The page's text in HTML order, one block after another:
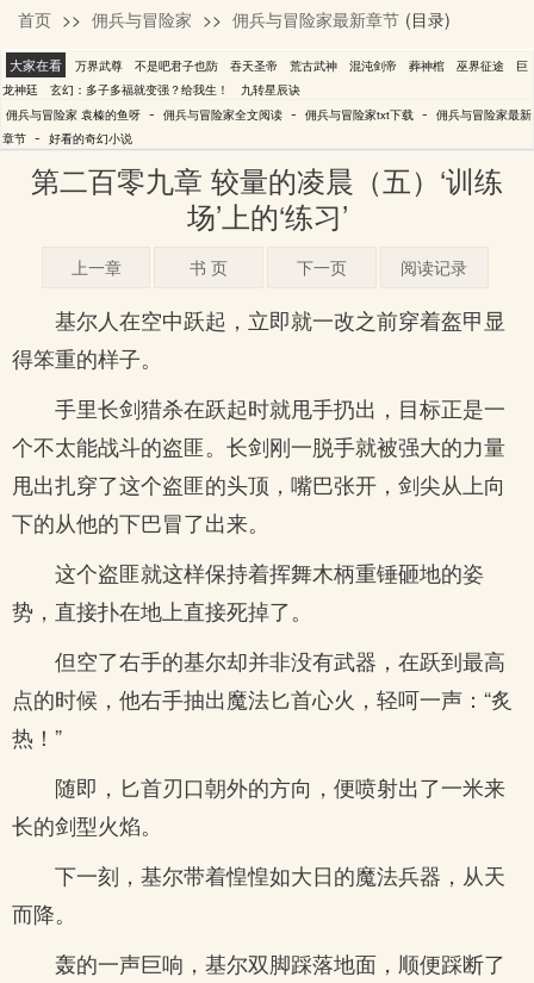
袁榛的鱼呀
首页 >> 佣兵与冒险家 >> 佣兵与冒险家最新章节 (目录)
大家在看 万界武尊 不是吧君子也防 吞天圣帝 荒古武神 混沌剑帝 葬神棺 巫界征途
巨
龙神廷
玄幻：多子多福就变强？给我生！
九转星辰诀
佣兵与冒险家 袁榛的鱼呀 - 佣兵与冒险家全文阅读 - 佣兵与冒险家txt下载 - 佣兵与冒险家最新
章节 - 好看的奇幻小说
第二百零九章 较量的凌晨（五）‘训练
场’上的‘练习’
上一章 书 页 下一页 阅读记录
基尔人在空中跃起，立即就一改之前穿着盔甲显
得笨重的样子。
手里长剑猎杀在跃起时就甩手扔出，目标正是一
个不太能战斗的盗匪。长剑刚一脱手就被强大的力量
甩出扎穿了这个盗匪的头顶，嘴巴张开，剑尖从上向
下的从他的下巴冒了出来。
这个盗匪就这样保持着挥舞木柄重锤砸地的姿
势，直接扑在地上直接死掉了。
但空了右手的基尔却并非没有武器，在跃到最高
点的时候，他右手抽出魔法匕首心火，轻呵一声：“炙
热！”
随即，匕首刃口朝外的方向，便喷射出了一米来
长的剑型火焰。
下一刻，基尔带着惶惶如大日的魔法兵器，从天
而降。
轰的一声巨响，基尔双脚踩落地面，顺便踩断了